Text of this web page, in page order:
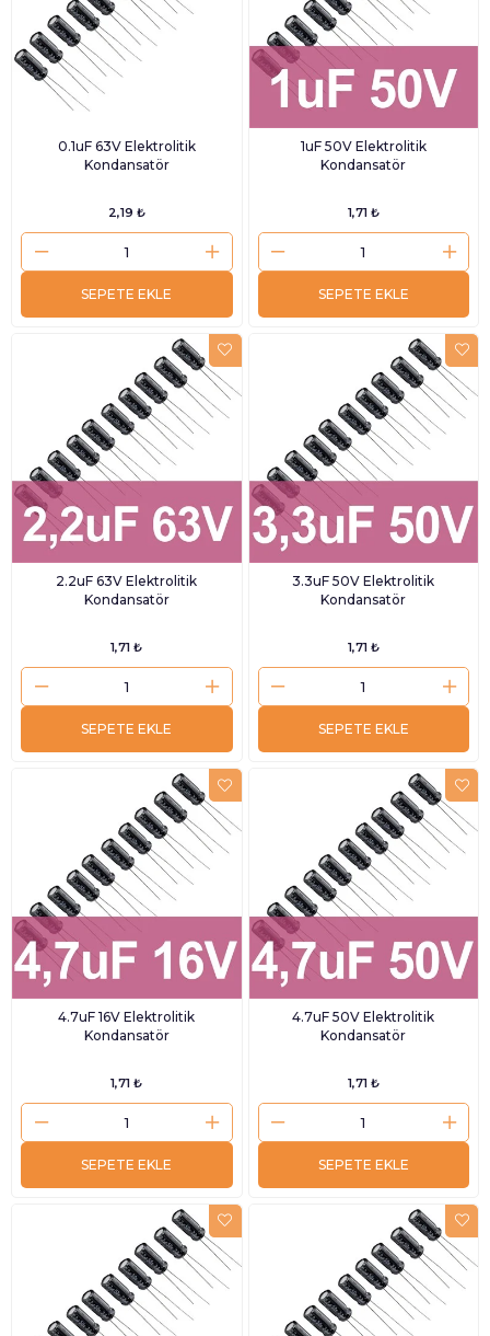
0.1uF 63V Elektrolitik
Kondansatör
2,19 ₺
SEPETE EKLE
1uF 50V Elektrolitik
Kondansatör
1,71 ₺
SEPETE EKLE
2.2uF 63V Elektrolitik
Kondansatör
1,71 ₺
SEPETE EKLE
3.3uF 50V Elektrolitik
Kondansatör
1,71 ₺
SEPETE EKLE
4.7uF 16V Elektrolitik
Kondansatör
1,71 ₺
SEPETE EKLE
4.7uF 50V Elektrolitik
Kondansatör
1,71 ₺
SEPETE EKLE